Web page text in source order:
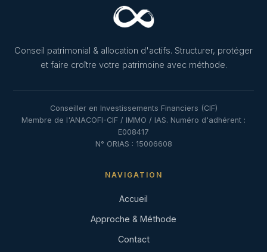
Conseil patrimonial & allocation d'actifs. Structurer, protéger
et faire croître votre patrimoine avec méthode.
Conseiller en Investissements Financiers (CIF)
Membre de l'ANACOFI-CIF / IMMO / IAS. Numéro d'adhérent :
E008417
N° ORIAS : 15006608
NAVIGATION
Accueil
Approche & Méthode
Contact